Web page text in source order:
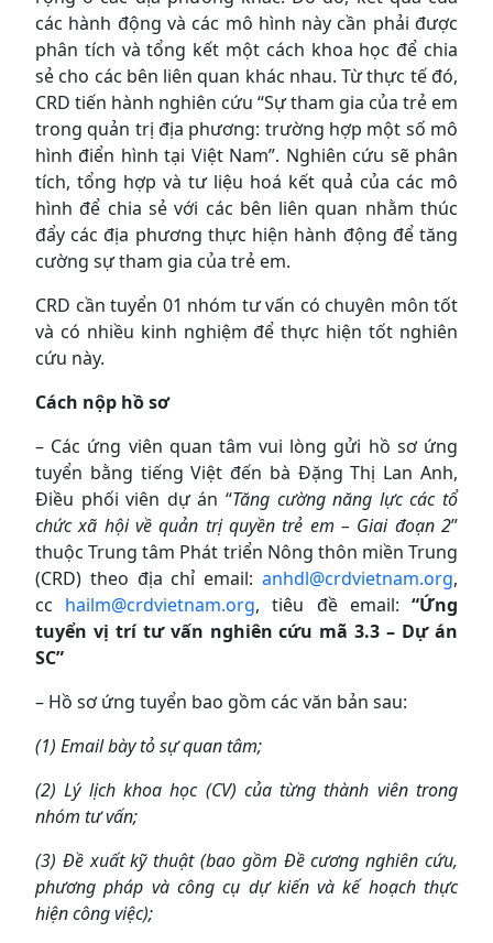
các hành động và các mô hình này cần phải được
phân tích và tổng kết một cách khoa học để chia
sẻ cho các bên liên quan khác nhau. Từ thực tế đó,
CRD tiến hành nghiên cứu “Sự tham gia của trẻ em
trong quản trị địa phương: trường hợp một số mô
hình điển hình tại Việt Nam”. Nghiên cứu sẽ phân
tích, tổng hợp và tư liệu hoá kết quả của các mô
hình để chia sẻ với các bên liên quan nhằm thúc
đẩy các địa phương thực hiện hành động để tăng
cường sự tham gia của trẻ em.
CRD cần tuyển 01 nhóm tư vấn có chuyên môn tốt
và có nhiều kinh nghiệm để thực hiện tốt nghiên
cứu này.
Cách nộp hồ sơ
– Các ứng viên quan tâm vui lòng gửi hồ sơ ứng
tuyển bằng tiếng Việt đến bà Đặng Thị Lan Anh,
Điều phối viên dự án “Tăng cường năng lực các tổ
chức xã hội về quản trị quyền trẻ em – Giai đoạn 2”
thuộc Trung tâm Phát triển Nông thôn miền Trung
(CRD) theo địa chỉ email: anhdl@crdvietnam.org,
cc hailm@crdvietnam.org, tiêu đề email:“Ứng
tuyển vị trí tư vấn nghiên cứu mã 3.3 – Dự án
SC”
– Hồ sơ ứng tuyển bao gồm các văn bản sau:
(1) Email bày tỏ sự quan tâm;
(2) Lý lịch khoa học (CV) của từng thành viên trong
nhóm tư vấn;
(3) Đề xuất kỹ thuật (bao gồm Đề cương nghiên cứu,
phương pháp và công cụ dự kiến và kế hoạch thực
hiện công việc);